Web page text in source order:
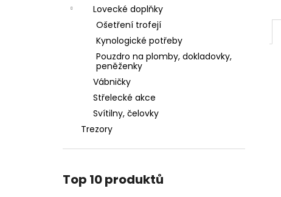
Lovecké doplňky
Ošetření trofejí
Kynologické potřeby
Pouzdro na plomby, dokladovky,
peněženky
Vábničky
Střelecké akce
Svítilny, čelovky
Trezory
Top 10 produktů